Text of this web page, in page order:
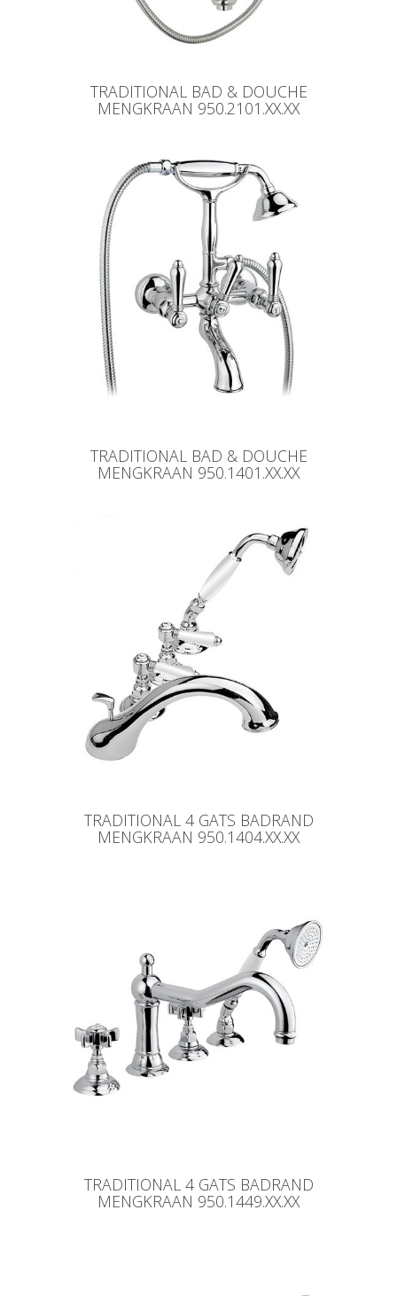
TRADITIONAL BAD & DOUCHE
MENGKRAAN 950.2101.XX.XX
TRADITIONAL BAD & DOUCHE
MENGKRAAN 950.1401.XX.XX
TRADITIONAL 4 GATS BADRAND
MENGKRAAN 950.1404.XX.XX
TRADITIONAL 4 GATS BADRAND
MENGKRAAN 950.1449.XX.XX